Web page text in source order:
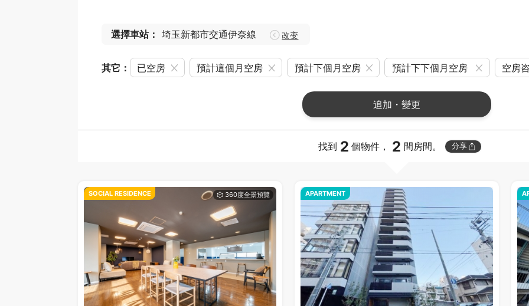
選擇車站： 埼玉新都市交通伊奈線 改变
其它： 已空房 預計這個月空房 預計下個月空房 預計下下個月空房 空房
追加・變更
找到 2 個物件， 2 間房間。 分享
SOCIAL RESIDENCE APARTMENT